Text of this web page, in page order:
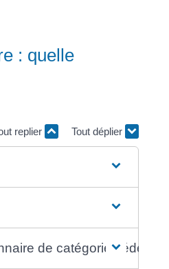
: quelle
replier Tout déplier
de catégorie